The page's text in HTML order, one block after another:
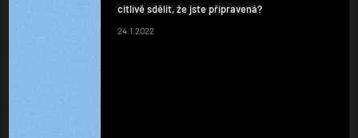
citlivě sdělit, že jste připravená?
24.1.2022